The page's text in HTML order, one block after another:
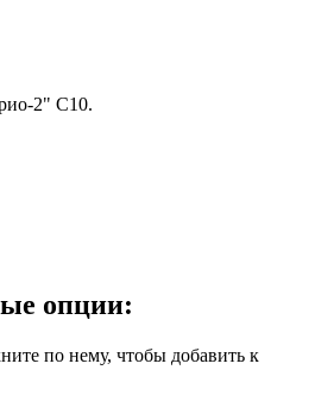
опции:
по нему, чтобы добавить к